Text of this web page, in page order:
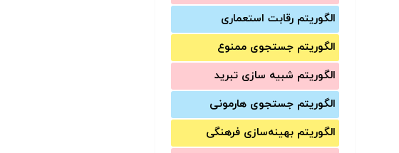
الگوریتم رقابت استعماری
الگوریتم جستجوی ممنوع
الگوریتم شبیه سازی تبرید
الگوریتم جستجوی هارمونی
الگوریتم بهینه‌سازی فرهنگی